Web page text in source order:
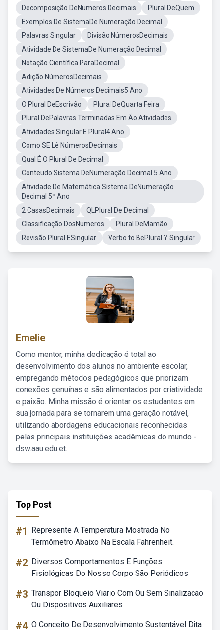
Decomposição DeNumeros Decimais
Plural DeQuem
Exemplos De SistemaDe Numeração Decimal
Palavras Singular
Divisão NúmerosDecimais
Atividade De SistemaDe Numeração Decimal
Notação Científica ParaDecimal
Adição NúmerosDecimais
Atividades De Números Decimais5 Ano
O Plural DeEscrivão
Plural DeQuarta Feira
Plural DePalavras Terminadas Em Ão Atividades
Atividades Singular E Plural4 Ano
Como SE Lê NúmerosDecimais
Qual É O Plural De Decimal
Conteudo Sistema DeNumeração Decimal 5 Ano
Atividade De Matemática Sistema DeNumeração
Decimal 5º Ano
2 CasasDecimais
QLPlural De Decimal
Classificação DosNumeros
Plural DeMamão
Revisão Plural ESingular
Verbo to BePlural Y Singular
Emelie
Como mentor, minha dedicação é total ao
desenvolvimento dos alunos no ambiente escolar,
empregando métodos pedagógicos que priorizam
conexões genuínas e são alimentados por criatividade
e paixão. Minha missão é orientar os estudantes em
sua jornada para se tornarem uma geração notável,
utilizando abordagens educacionais reconhecidas
pelas principais instituições acadêmicas do mundo -
dsw.aau.edu.et.
Top Post
#1
Represente A Temperatura Mostrada No
Termômetro Abaixo Na Escala Fahrenheit.
#2 Diversos Comportamentos E Funções
Fisiológicas Do Nosso Corpo São Periódicos
#3 Transpor Bloqueio Viario Com Ou Sem Sinalizacao
Ou Dispositivos Auxiliares
#4 O Conceito De Desenvolvimento Sustentável Dita